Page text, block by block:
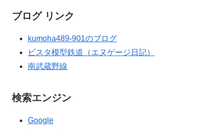
ブログ リンク
kumoha489-901のブログ
ビスタ模型鉄道（エヌゲージ日記）
南武蔵野線
検索エンジン
Google